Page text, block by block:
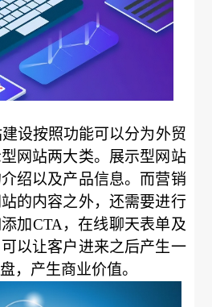
设按照功能可以分为外贸
网站两大类。展示型网站
绍以及产品信息。而营销
的内容之外，还需要进行
加CTA，在线聊天表单及
以让客户进来之后产生一
，产生商业价值。